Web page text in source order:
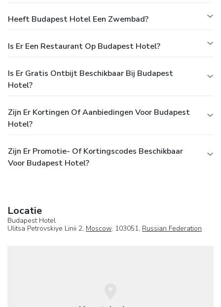
Heeft Budapest Hotel Een Zwembad?
Is Er Een Restaurant Op Budapest Hotel?
Is Er Gratis Ontbijt Beschikbaar Bij Budapest
Hotel?
Zijn Er Kortingen Of Aanbiedingen Voor Budapest
Hotel?
Zijn Er Promotie- Of Kortingscodes Beschikbaar
Voor Budapest Hotel?
Locatie
Budapest Hotel
Ulitsa Petrovskiye Linii 2, Moscow, 103051, Russian Federation